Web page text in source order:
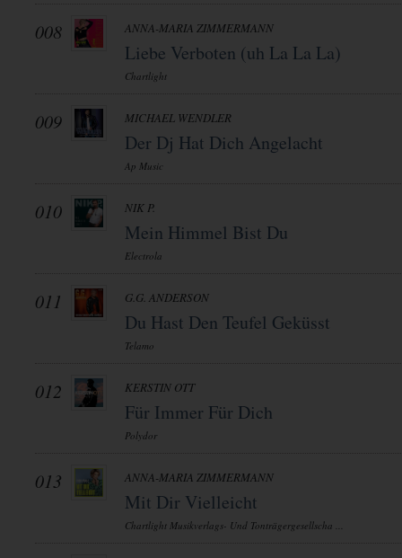
008 ANNA-MARIA ZIMMERMANN
Liebe Verboten (uh La La La)
Chartlight
009 MICHAEL WENDLER
Der Dj Hat Dich Angelacht
Ap Music
010 NIK P.
Mein Himmel Bist Du
Electrola
011 G.G. ANDERSON
Du Hast Den Teufel Geküsst
Telamo
012 KERSTIN OTT
Für Immer Für Dich
Polydor
013 ANNA-MARIA ZIMMERMANN
Mit Dir Vielleicht
Chartlight Musikverlags- Und Tonträgergesellscha ...